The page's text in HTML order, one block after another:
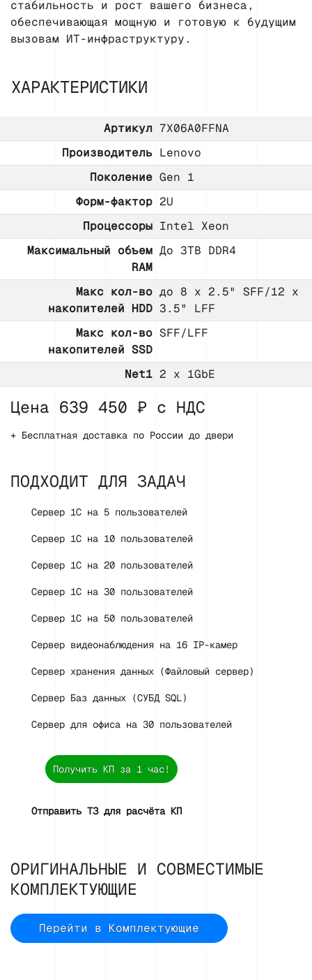
стабильность и рост вашего бизнеса,
обеспечивающая мощную и готовую к будущим
вызовам ИТ-инфраструктуру.
ХАРАКТЕРИСТИКИ
Артикул 7X06A0FFNA
Производитель Lenovo
Поколение Gen 1
Форм-фактор 2U
Процессоры Intel Xeon
Максимальный объем
RAM
До 3TB DDR4
Макс кол-во
накопителей HDD
до 8 x 2.5" SFF/12 x
3.5" LFF
Макс кол-во
накопителей SSD
SFF/LFF
Net1 2 x 1GbE
Цена 639 450 ₽ с НДС
+ Бесплатная доставка по России до двери
ПОДХОДИТ ДЛЯ ЗАДАЧ
Сервер 1С на 5 пользователей
Сервер 1С на 10 пользователей
Сервер 1С на 20 пользователей
Сервер 1С на 30 пользователей
Сервер 1С на 50 пользователей
Сервер видеонаблюдения на 16 IP-камер
Сервер хранения данных (Файловый сервер)
Сервер Баз данных (СУБД SQL)
Сервер для офиса на 30 пользователей
Получить КП за 1 час!
Отправить ТЗ для расчёта КП
ОРИГИНАЛЬНЫЕ И СОВМЕСТИМЫЕ
КОМПЛЕКТУЮЩИЕ
Перейти в Комплектующие